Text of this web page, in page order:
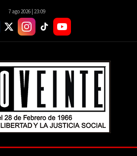
7 ago 2026 | 23:09